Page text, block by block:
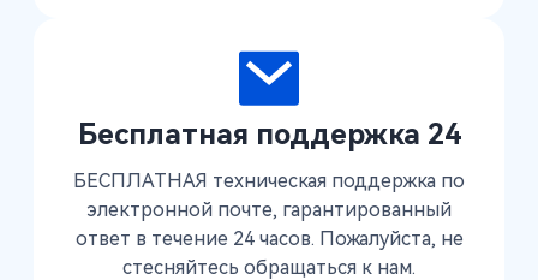
Бесплатная поддержка 24
БЕСПЛАТНАЯ техническая поддержка по
электронной почте, гарантированный
ответ в течение 24 часов. Пожалуйста, не
стесняйтесь обращаться к нам.